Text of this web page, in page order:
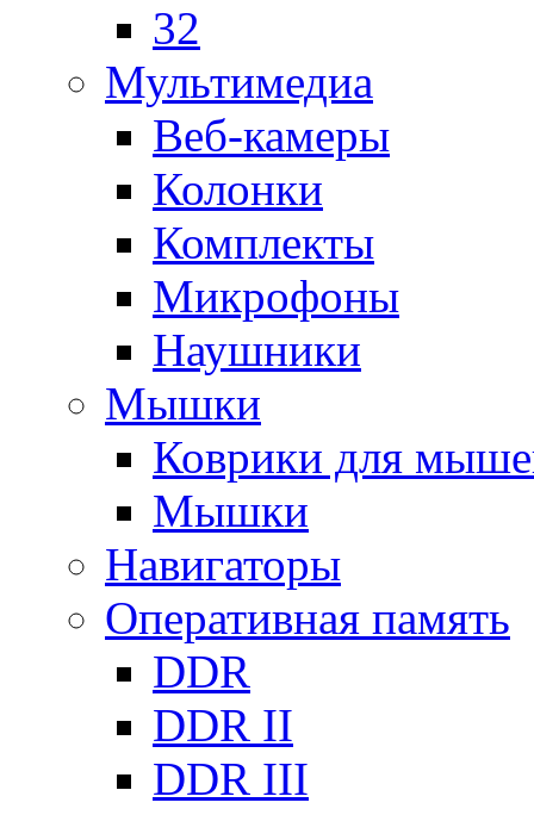
32
Мультимедиа
Веб-камеры
Колонки
Комплекты
Микрофоны
Наушники
Мышки
Коврики для
Мышки
Навигаторы
Оперативная память
DDR
DDR II
DDR III